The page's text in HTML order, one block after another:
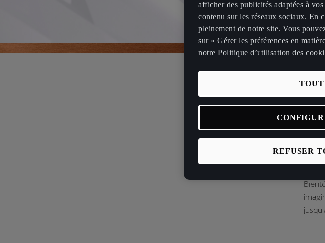
pilote
afficher des publicités adaptées à
contenu sur les réseaux sociaux. En
pleinement de notre site. Vous
sur « Gérer les préférences en
notre Politique d’utilisation des
REFUSER